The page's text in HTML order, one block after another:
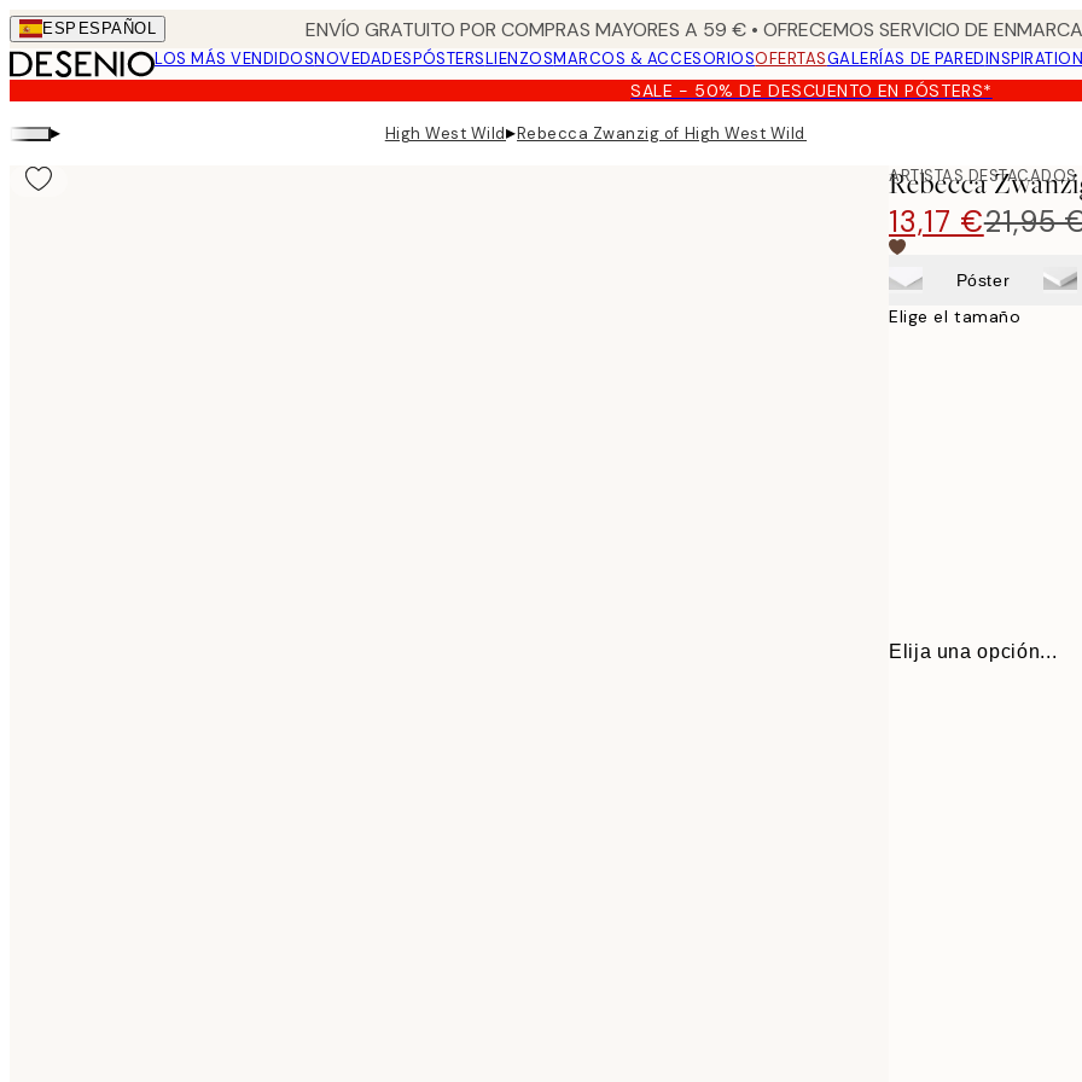
Skip
to
main
content.
ESP ESPAÑOL ENVÍO GRATUITO POR COMPRAS MAYORES A 59 € • OFRECEMOS SERVICIO DE
LOS MÁS VENDIDOSNOVEDADESPÓSTERSLIENZOSMARCOS & ACCESORIOSOFERTASGALERÍAS DE PARED
SALE - 50% DE DESCUENTO EN PÓSTERS*
▸ High West Wild▸Rebecca Zwanzig of High West Wild - Franny Poster
ARTISTAS DESTACADOS
Rebecca
13,17 €21,95
Póster
Elige el tamaño
Elija una opción...